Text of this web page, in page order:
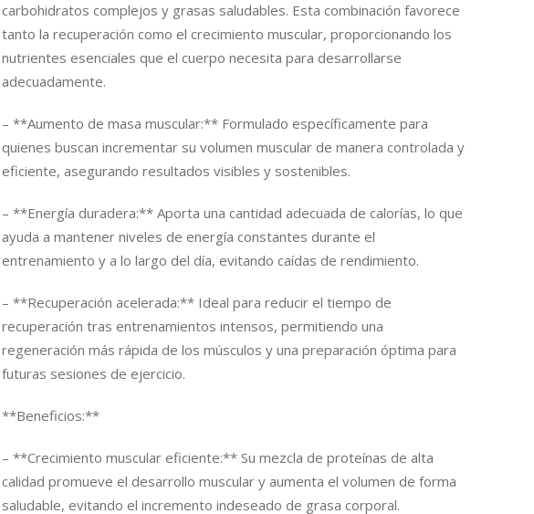
carbohidratos complejos y grasas saludables. Esta combinación favorece
tanto la recuperación como el crecimiento muscular, proporcionando los
nutrientes esenciales que el cuerpo necesita para desarrollarse
adecuadamente.
– **Aumento de masa muscular:** Formulado específicamente para
quienes buscan incrementar su volumen muscular de manera controlada y
eficiente, asegurando resultados visibles y sostenibles.
– **Energía duradera:** Aporta una cantidad adecuada de calorías, lo que
ayuda a mantener niveles de energía constantes durante el
entrenamiento y a lo largo del día, evitando caídas de rendimiento.
– **Recuperación acelerada:** Ideal para reducir el tiempo de
recuperación tras entrenamientos intensos, permitiendo una
regeneración más rápida de los músculos y una preparación óptima para
futuras sesiones de ejercicio.
**Beneficios:**
– **Crecimiento muscular eficiente:** Su mezcla de proteínas de alta
calidad promueve el desarrollo muscular y aumenta el volumen de forma
saludable, evitando el incremento indeseado de grasa corporal.